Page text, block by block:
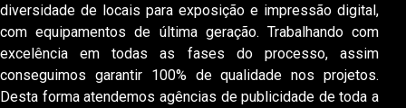
diversidade de locais para exposição e impressão digital,
com equipamentos de última geração. Trabalhando com
excelência em todas as fases do processo, assim
conseguimos garantir 100% de qualidade nos projetos.
Desta forma atendemos agências de publicidade de toda a